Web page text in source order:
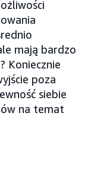
mają bardzo
Koniecznie
poza
siebie
na temat